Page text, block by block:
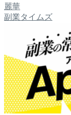
麗華
副業タイムズ